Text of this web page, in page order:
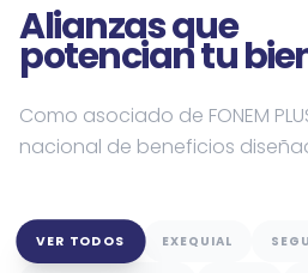
Alianzas que
potencian tu
Como asociado de FONEM
nacional de beneficios
VER TODOS EXEQUIAL